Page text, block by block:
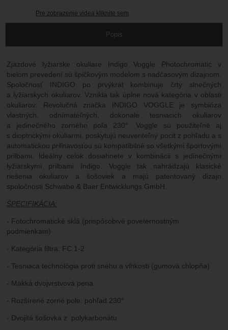
Pre zobrazenie videa kliknite sem
Popis
Zjazdové lyžiarske okuliare Indigo Voggle Photochromatic v
bielom prevedení sú špičkovým modelom s nadčasovým dizajnom.
Spoločnosť INDIGO po prvýkrát kombinuje črty slnečných
a lyžiarskych okuliarov. Vznikla tak úplne nová kategória v oblasti
okuliarov. Revolučná značka INDIGO VOGGLE je symbióza
vlastných, odnímateľných, dokonale tesniacich okuliarov
a jedinečného zorného poľa 230°. Voggle sú použiteľné aj
s dioptrickými okuliarmi, poskytujú neuveriteľný pocit z pohľadu a s
automatickou priľnavosťou sú kompatibilné so všetkými športovými
prilbami. Ideálny celok dosiahnete v kombinácii s jedinečnými
lyžiarskymi prilbami Indigo. Voggle tak nahrádzajú klasické
riešenia okuliarov a šošoviek a majú patentovaný dizajn
spoločnosti Schwabe & Baer Entwicklungs GmbH.
ŠPECIFIKÁCIA:
- Fotochromatické sklá (prispôsobivé poveternostným
podmienkam)
- Kategória filtra: FC 1-2
- Tesniaca technológia proti snehu a vlhkosti (gumová chlopňa)
- Mäkká dvojvrstvová pena
- Rozšírené zorné pole: pohľad 230°
- Dvojitá šošovka z polykarbonátu